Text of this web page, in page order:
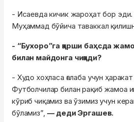
- Исаевда кичик жароҳат бор
Муҳаммад бўйича таваккал
- “Бухоро”га қарши баҳсда
билан майдонга чиқади?
- Худо хоҳласа ғалаба учун
Футболчилар билан рақиб жамоа
кўриб чиқамиз ва ўзимиз учун
бўламиз”, — деди Эргашев.